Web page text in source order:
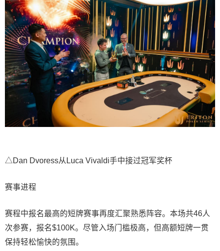
△Dan Dvoress从Luca Vivaldi手中接过冠军奖杯
赛事进程
赛程中报名最高的短牌赛事再度汇聚熟悉阵容。本场共46人
次参赛，报名$100K。尽管入场门槛极高，但高额短牌一贯
保持轻松愉快的氛围。